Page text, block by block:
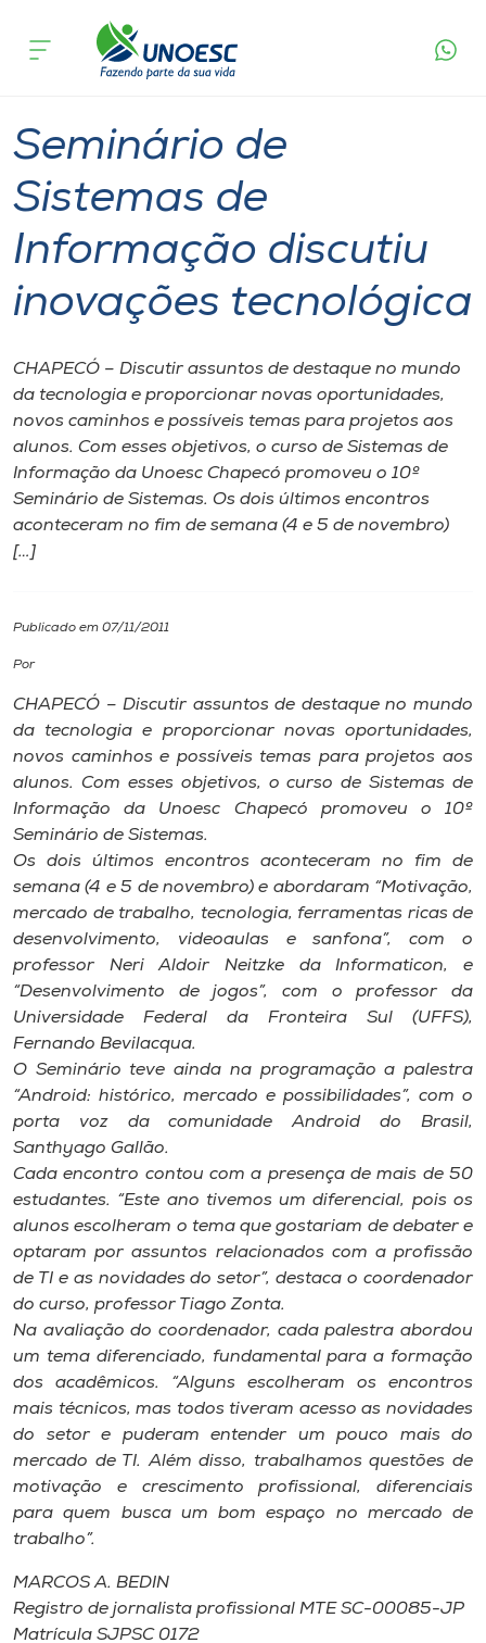
Cursos
Pesquisa
Atendimento ao Estudante
Portal de Ensino
A
Internacionalização
I.nova
Cultura
CPA
Biblioteca
Editora
Rádio
Museu
Unoesc
Store
Selecione
o idioma
acontece
Seminário de
Sistemas de
Informação discutiu
inovações tecnológica
CHAPECÓ – Discutir assuntos de destaque no mundo
da tecnologia e proporcionar novas oportunidades,
novos caminhos e possíveis temas para projetos aos
alunos. Com esses objetivos, o curso de Sistemas de
Informação da Unoesc Chapecó promoveu o 10º
Seminário de Sistemas. Os dois últimos encontros
aconteceram no fim de semana (4 e 5 de novembro)
[…]
Publicado em 07/11/2011
Por
CHAPECÓ – Discutir assuntos de destaque no mundo
da tecnologia e proporcionar novas oportunidades,
novos caminhos e possíveis temas para projetos aos
alunos. Com esses objetivos, o curso de Sistemas de
Informação da Unoesc Chapecó promoveu o 10º
Seminário de Sistemas.
Os dois últimos encontros aconteceram no fim de
semana (4 e 5 de novembro) e abordaram “Motivação,
mercado de trabalho, tecnologia, ferramentas ricas de
desenvolvimento, videoaulas e sanfona”, com o
professor Neri Aldoir Neitzke da Informaticon, e
“Desenvolvimento de jogos”, com o professor da
Universidade Federal da Fronteira Sul (UFFS),
Fernando Bevilacqua.
O Seminário teve ainda na programação a palestra
“Android: histórico, mercado e possibilidades”, com o
porta voz da comunidade Android do Brasil,
Santhyago Gallão.
Cada encontro contou com a presença de mais de 50
estudantes. “Este ano tivemos um diferencial, pois os
alunos escolheram o tema que gostariam de debater e
optaram por assuntos relacionados com a profissão
de TI e as novidades do setor”, destaca o coordenador
do curso, professor Tiago Zonta.
Na avaliação do coordenador, cada palestra abordou
um tema diferenciado, fundamental para a formação
dos acadêmicos. “Alguns escolheram os encontros
mais técnicos, mas todos tiveram acesso as novidades
do setor e puderam entender um pouco mais do
mercado de TI. Além disso, trabalhamos questões de
motivação e crescimento profissional, diferenciais
para quem busca um bom espaço no mercado de
trabalho”.
MARCOS A. BEDIN
Registro de jornalista profissional MTE SC-00085-JP
Matrícula SJPSC 0172